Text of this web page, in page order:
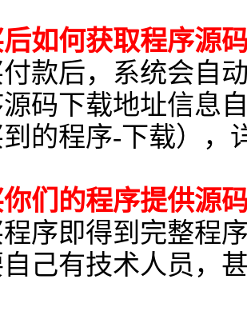
如何获取程序源
款后，系统会自
码下载地址信息
的程序-下载），
们的程序提供源
序即得到完整程
己有技术人员，